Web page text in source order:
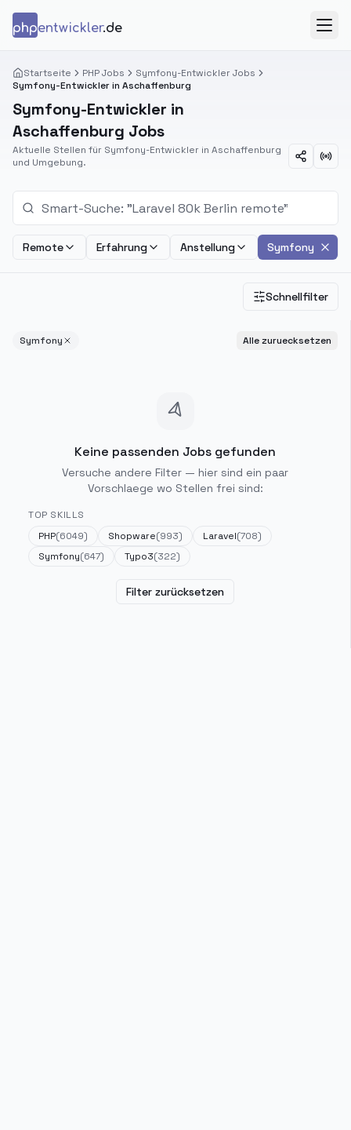
phpentwickler.de
Startseite PHP Jobs
Symfony-Entwickler Jobs
Symfony-Entwickler in Aschaffenburg
Symfony-Entwickler in
Aschaffenburg Jobs
Aktuelle Stellen für Symfony-Entwickler in Aschaffenburg
und Umgebung.
Remote Erfahrung Anstellung Symfony
Schnellfilter
Symfony Alle zuruecksetzen
Keine passenden Jobs gefunden
Versuche andere Filter — hier sind ein paar
Vorschlaege wo Stellen frei sind:
TOP SKILLS
PHP(6049) Shopware(993) Laravel(708)
Symfony(647) Typo3(322)
Filter zurücksetzen